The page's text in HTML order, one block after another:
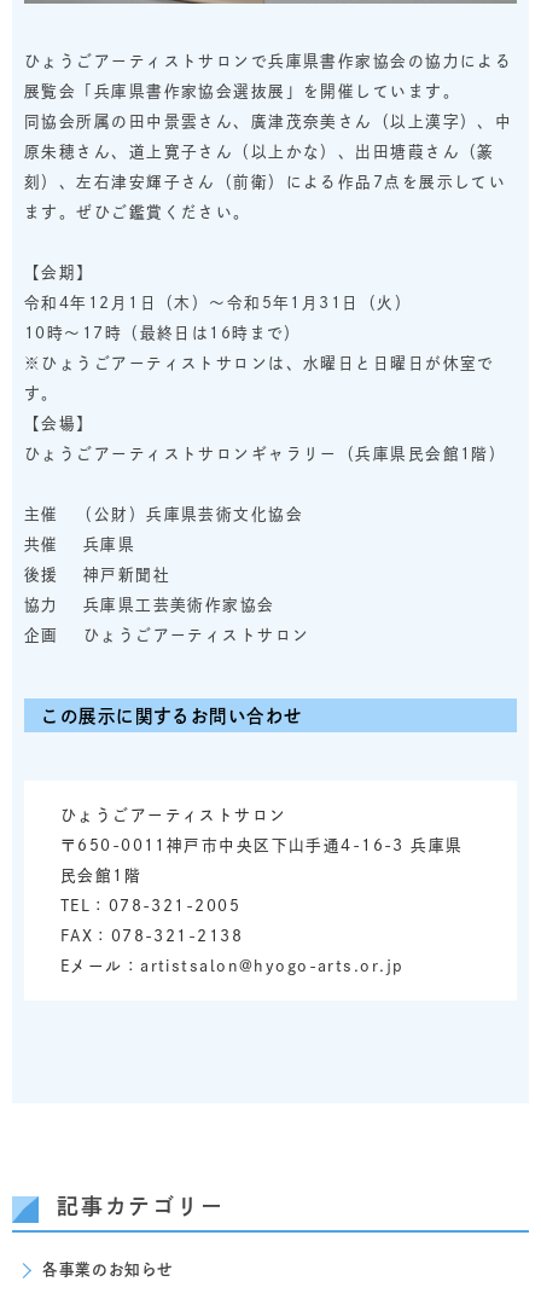
ひょうごアーティストサロンで兵庫県書作家協会の協力による
展覧会「兵庫県書作家協会選抜展」を開催しています。
同協会所属の田中景雲さん、廣津茂奈美さん（以上漢字）、中
原朱穂さん、道上寛子さん（以上かな）、出田塘葭さん（篆
刻）、左右津安輝子さん（前衛）による作品7点を展示してい
ます。ぜひご鑑賞ください。
【会期】
令和4年12月1日（木）～令和5年1月31日（火）
10時～17時（最終日は16時まで）
※ひょうごアーティストサロンは、水曜日と日曜日が休室で
す。
【会場】
ひょうごアーティストサロンギャラリー（兵庫県民会館1階）
主催 （公財）兵庫県芸術文化協会
共催 兵庫県
後援 神戸新聞社
協力 兵庫県工芸美術作家協会
企画 ひょうごアーティストサロン
この展示に関するお問い合わせ
ひょうごアーティストサロン
〒650-0011神戸市中央区下山手通4-16-3 兵庫県
民会館1階
TEL：078-321-2005
FAX：078-321-2138
Eメール：artistsalon@hyogo-arts.or.jp
記事カテゴリー
各事業のお知らせ